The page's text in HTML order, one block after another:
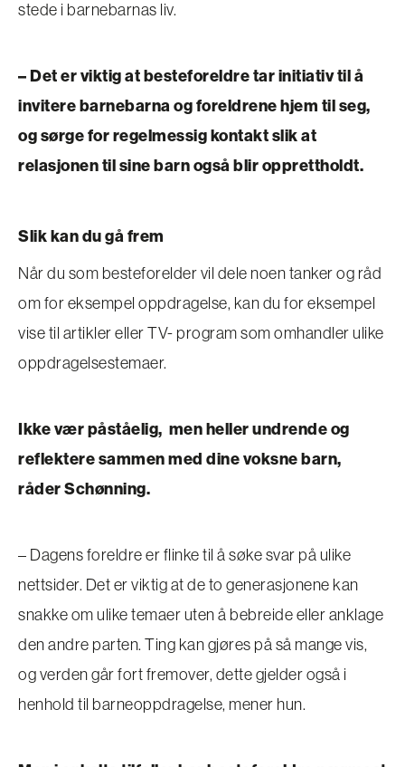
stede i barnebarnas liv.
– Det er viktig at besteforeldre tar initiativ til å
invitere barnebarna og foreldrene hjem til seg,
og sørge for regelmessig kontakt slik at
relasjonen til sine barn også blir opprettholdt.
Slik kan du gå frem
Når du som besteforelder vil dele noen tanker og råd
om for eksempel oppdragelse, kan du for eksempel
vise til artikler eller TV- program som omhandler ulike
oppdragelsestemaer.
Ikke vær påståelig, men heller undrende og
reflektere sammen med dine voksne barn,
råder Schønning.
– Dagens foreldre er flinke til å søke svar på ulike
nettsider. Det er viktig at de to generasjonene kan
snakke om ulike temaer uten å bebreide eller anklage
den andre parten. Ting kan gjøres på så mange vis,
og verden går fort fremover, dette gjelder også i
henhold til barneoppdragelse, mener hun.